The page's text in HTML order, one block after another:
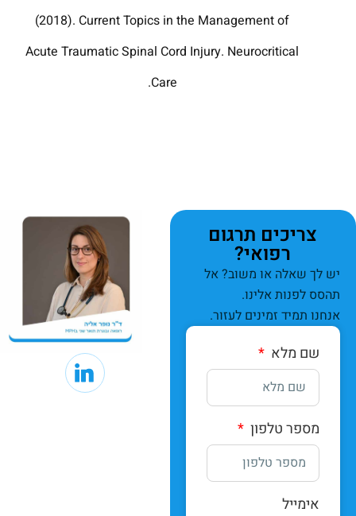
(2018). Current Topics in the Management of
Acute Traumatic Spinal Cord Injury. Neurocritical
Care.
צריכים תרגום
רפואי?
יש לך שאלה או משוב? אל
תהסס לפנות אלינו.
אנחנו תמיד זמינים לעזור.
שם מלא
מספר טלפון
אימייל